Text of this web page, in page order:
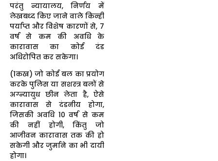
परंतु न्यायालय, निर्णय में
लेखबध्द किए जाने वाले किन्ही
पर्याप्त और विशेष कारणों से, 7
वर्ष से कम की अवधि के
कारावास का कोई दंड
अधिरोपित कर सकेगा।
(1कख) जो कोई बल का प्रयोग
करके पुलिस या सशस्त्र बलों से
अग्न्यायुध छीन लेता है, ऐसे
कारावास से दंडनीय होगा,
जिसकी अवधि 10 वर्ष से कम
की नहीं होगी, किंतु जो
आजीवन कारावास तक की हो
सकेगी और जुर्माने का भी दायी
होगा।